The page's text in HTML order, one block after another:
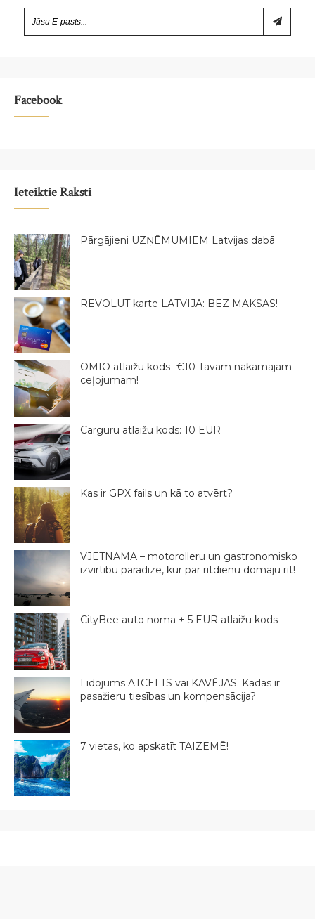
Facebook
Ieteiktie Raksti
Pārgājieni UZŅĒMUMIEM Latvijas dabā
REVOLUT karte LATVIJĀ: BEZ MAKSAS!
OMIO atlaižu kods -€10 Tavam nākamajam
ceļojumam!
Carguru atlaižu kods: 10 EUR
Kas ir GPX fails un kā to atvērt?
VJETNAMA – motorolleru un gastronomisko
izvirtību paradīze, kur par rītdienu domāju rīt!
CityBee auto noma + 5 EUR atlaižu kods
Lidojums ATCELTS vai KAVĒJAS. Kādas ir
pasažieru tiesības un kompensācija?
7 vietas, ko apskatīt TAIZEMĒ!